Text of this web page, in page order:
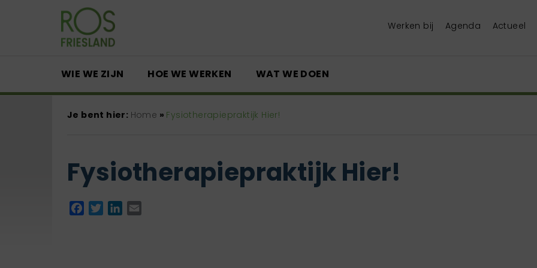
Werken bij Agenda Actueel
WIE WE ZIJN HOE WE WERKEN WAT WE DOEN
Je bent hier: Home » Fysiotherapiepraktijk Hier!
Fysiotherapiepraktijk Hier!
Facebook
TwitterLinkedIn